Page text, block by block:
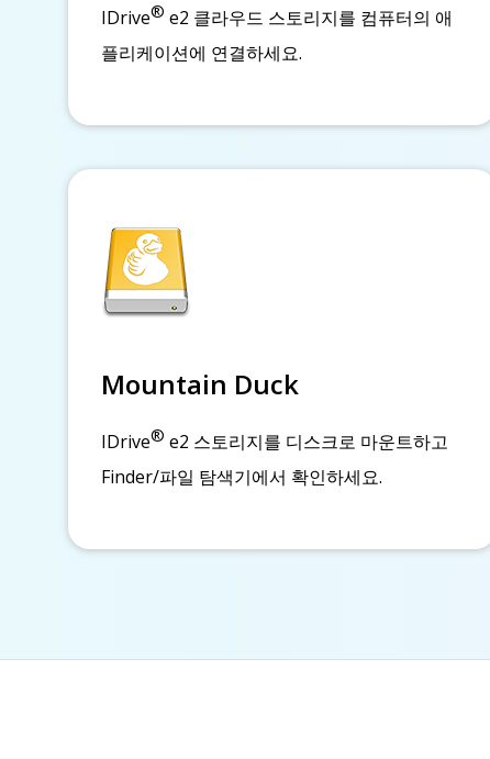
IDrive® e2 클라우드 스토리지를 컴퓨터의 애
플리케이션에 연결하세요.
Mountain Duck
IDrive® e2 스토리지를 디스크로 마운트하고
Finder/파일 탐색기에서 확인하세요.